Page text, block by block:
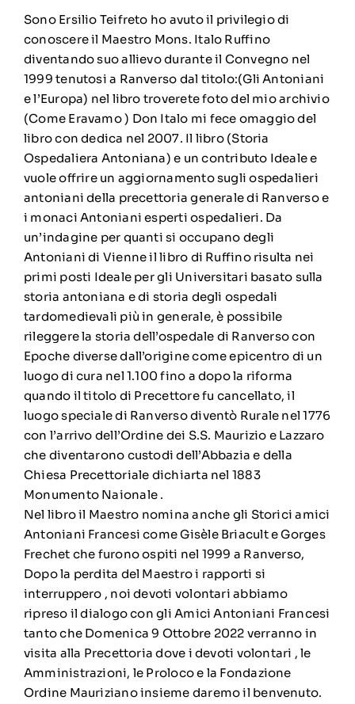
Sono Ersilio Teifreto ho avuto il privilegio di
conoscere il Maestro Mons. Italo Ruffino
diventando suo allievo durante il Convegno nel
1999 tenutosi a Ranverso dal titolo:(Gli Antoniani
e l’Europa) nel libro troverete foto del mio archivio
(Come Eravamo ) Don Italo mi fece omaggio del
libro con dedica nel 2007. Il libro (Storia
Ospedaliera Antoniana) e un contributo Ideale e
vuole offrire un aggiornamento sugli ospedalieri
antoniani della precettoria generale di Ranverso e
i monaci Antoniani esperti ospedalieri. Da
un’indagine per quanti si occupano degli
Antoniani di Vienne il libro di Ruffino risulta nei
primi posti Ideale per gli Universitari basato sulla
storia antoniana e di storia degli ospedali
tardomedievali più in generale, è possibile
rileggere la storia dell’ospedale di Ranverso con
Epoche diverse dall’origine come epicentro di un
luogo di cura nel 1.100 fino a dopo la riforma
quando il titolo di Precettore fu cancellato, il
luogo speciale di Ranverso diventò Rurale nel 1776
con l’arrivo dell’Ordine dei S.S. Maurizio e Lazzaro
che diventarono custodi dell’Abbazia e della
Chiesa Precettoriale dichiarta nel 1883
Monumento Naionale .
Nel libro il Maestro nomina anche gli Storici amici
Antoniani Francesi come Gisèle Briacult e Gorges
Frechet che furono ospiti nel 1999 a Ranverso,
Dopo la perdita del Maestro i rapporti si
interruppero , noi devoti volontari abbiamo
ripreso il dialogo con gli Amici Antoniani Francesi
tanto che Domenica 9 Ottobre 2022 verranno in
visita alla Precettoria dove i devoti volontari , le
Amministrazioni, le Proloco e la Fondazione
Ordine Mauriziano insieme daremo il benvenuto.